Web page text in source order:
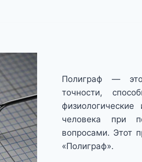
Полиграф — это
точности,
человека при
вопросами. Этот
«Полиграф».